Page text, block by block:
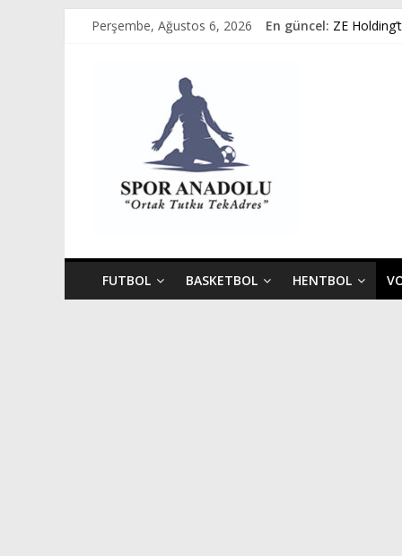
Perşembe, Ağustos 6, 2026 En güncel: ZE
Spor
Anadolu
Tutku,
FUTBOL BASKETBOL HENTBOL